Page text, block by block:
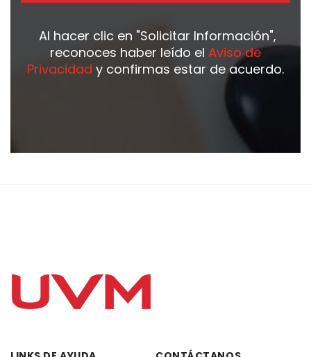
Al hacer clic en "Solicitar Información",
reconoces haber leído el Aviso de
Privacidad y confirmas estar de acuerdo.